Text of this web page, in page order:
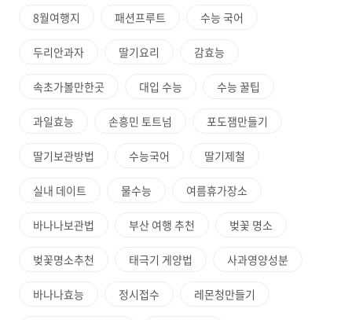
8월여행지 패션프루트 수능 국어
두리안과자 딸기요리 감효능
속초가볼만한곳 대입 수능 수능 꿀팁
과일효능 손흥민 토트넘 포도잼만들기
딸기보관방법 수능국어 딸기제철
실내 데이트 물수능 여름휴가장소
바나나보관법 부산 여행 추천 벚꽃 명소
벚꽃명소추천 태극기 게양법 사과영양성분
바나나효능 정시접수 레몬청만들기